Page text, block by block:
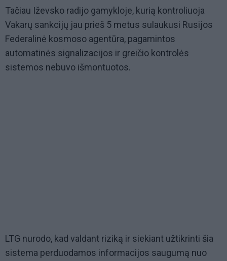
Tačiau Iževsko radijo gamykloje, kurią kontroliuoja
Vakarų sankcijų jau prieš 5 metus sulaukusi Rusijos
Federalinė kosmoso agentūra, pagamintos
automatinės signalizacijos ir greičio kontrolės
sistemos nebuvo išmontuotos.
LTG nurodo, kad valdant riziką ir siekiant užtikrinti šia
sistema perduodamos informacijos saugumą nuo